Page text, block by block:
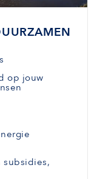
op jouw
subsidies,